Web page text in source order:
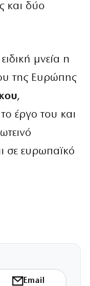
και δύο
μνεία η
της Ευρώπης
,
έργο του και
σε ευρωπαϊκό
Email